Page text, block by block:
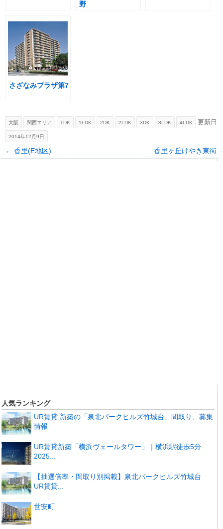
野
さざなみプラザ第7
大阪 関西エリア 1DK 1LDK 2DK 2LDK 3DK 3LDK 4LDK 更新日
2014年12月9日
Post navigation
← 香里(E地区) 香里ヶ丘けやき東街
人気ランキング
UR賃貸 新築の「泉北パークヒルズ竹城台」間取り、募集
情報
UR賃貸新築「横浜ヴェールタワー」｜横浜駅徒歩5分
2025...
【抽選倍率・間取り別掲載】泉北パークヒルズ竹城台
UR賃貸...
世安町